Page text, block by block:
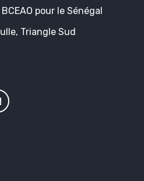
pour le Sénégal
Triangle Sud